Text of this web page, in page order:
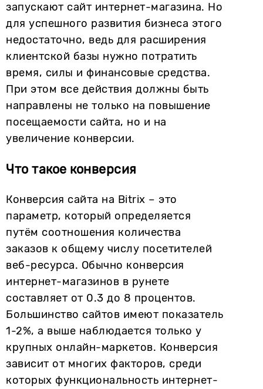
запускают сайт интернет-магазина. Но
для успешного развития бизнеса этого
недостаточно, ведь для расширения
клиентской базы нужно потратить
время, силы и финансовые средства.
При этом все действия должны быть
направлены не только на повышение
посещаемости сайта, но и на
увеличение конверсии.
Что такое конверсия
Конверсия сайта на Bitrix – это
параметр, который определяется
путём соотношения количества
заказов к общему числу посетителей
веб-ресурса. Обычно конверсия
интернет-магазинов в рунете
составляет от 0.3 до 8 процентов.
Большинство сайтов имеют показатель
1-2%, а выше наблюдается только у
крупных онлайн-маркетов. Конверсия
зависит от многих факторов, среди
которых функциональность интернет-